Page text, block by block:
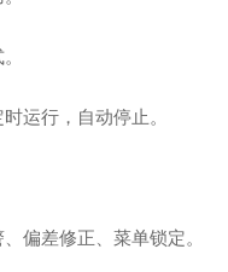
运行，自动停止。
偏差修正、菜单锁定。